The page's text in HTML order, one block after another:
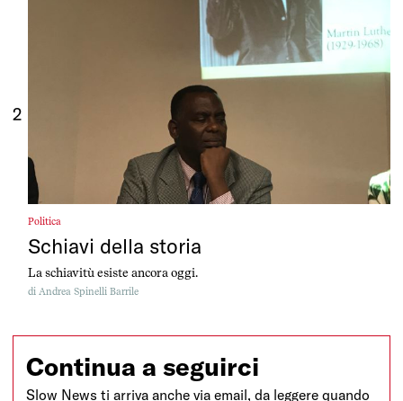
2
Politica
Schiavi della storia
La schiavitù esiste ancora oggi.
di Andrea Spinelli Barrile
Continua a seguirci
Slow News ti arriva anche via email, da leggere quando